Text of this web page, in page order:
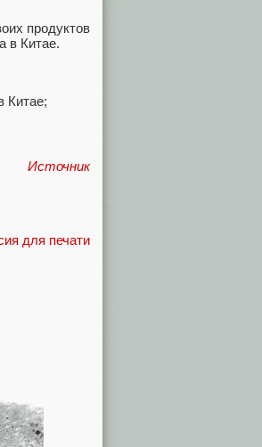
продуктов
в Китае.
Китае;
Источник
для печати